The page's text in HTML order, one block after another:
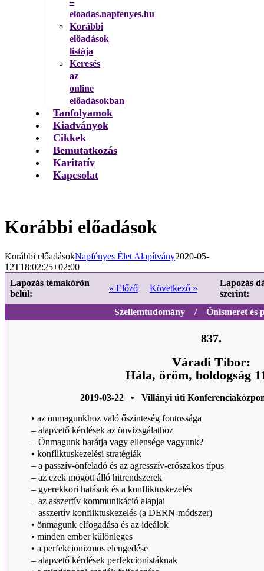
eloadas.napfenyes.hu
Korábbi
előadások
listája
Keresés
az
online
előadásokban
Tanfolyamok
Kiadványok
Cikkek
Bemutatkozás
Karitatív
Kapcsolat
Korábbi előadások
Korábbi előadásokNapfényes Élet Alapítvány2020-05-
12T18:02:25+02:00
Lapozás témakörön
belül:
« Előző Következő »
Lapozás
szerint:
Szellemtudomány / Önismeret és
837.
Váradi Tibor:
Hála, öröm, boldogság
2019-03-22 • Villányi úti
• az önmagunkhoz való őszinteség fontossága
– alapvető kérdések az önvizsgálathoz
– Önmagunk barátja vagy ellensége vagyunk?
• konfliktuskezelési stratégiák
– a passzív-önfeladó és az agresszív-erőszakos típus
– az ezek mögött álló hitrendszerek
– gyerekkori hatások és a konfliktuskezelés
– az asszertív kommunikáció alapjai
– asszertív konfliktuskezelés (a DERN-módszer)
• önmagunk elfogadása és az ideálok
• minden ember különleges
• a perfekcionizmus elengedése
– alapvető kérdések perfekcionistáknak